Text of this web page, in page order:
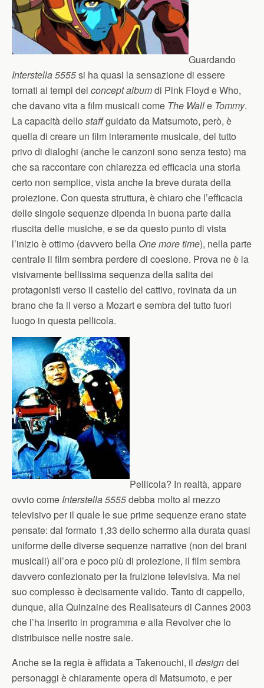
Guardando
Interstella 5555si ha quasi la sensazione di essere
tornati ai tempi dei concept albumdi Pink Floyd e Who,
che davano vita a film musicali come The Walle Tommy.
La capacità dello staffguidato da Matsumoto, però, è
quella di creare un film interamente musicale, del tutto
privo di dialoghi (anche le canzoni sono senza testo) ma
che sa raccontare con chiarezza ed efficacia una storia
certo non semplice, vista anche la breve durata della
proiezione. Con questa struttura, è chiaro che l’efficacia
delle singole sequenze dipenda in buona parte dalla
riuscita delle musiche, e se da questo punto di vista
l’inizio è ottimo (davvero bella One more time), nella parte
centrale il film sembra perdere di coesione. Prova ne è la
visivamente bellissima sequenza della salita dei
protagonisti verso il castello del cattivo, rovinata da un
brano che fa il verso a Mozart e sembra del tutto fuori
luogo in questa pellicola.
Pellicola? In realtà, appare
ovvio come Interstella 5555debba molto al mezzo
televisivo per il quale le sue prime sequenze erano state
pensate: dal formato 1,33 dello schermo alla durata quasi
uniforme delle diverse sequenze narrative (non dei brani
musicali) all’ora e poco più di proiezione, il film sembra
davvero confezionato per la fruizione televisiva. Ma nel
suo complesso è decisamente valido. Tanto di cappello,
dunque, alla Quinzaine des Realisateurs di Cannes 2003
che l’ha inserito in programma e alla Revolver che lo
distribuisce nelle nostre sale.
Anche se la regia è affidata a Takenouchi, il designdei
personaggi è chiaramente opera di Matsumoto, e per